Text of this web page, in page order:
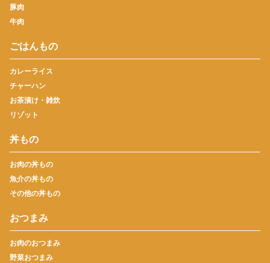
豚肉
牛肉
ごはんもの
カレーライス
チャーハン
お茶漬け・雑炊
リゾット
丼もの
お肉の丼もの
魚介の丼もの
その他の丼もの
おつまみ
お肉のおつまみ
野菜おつまみ